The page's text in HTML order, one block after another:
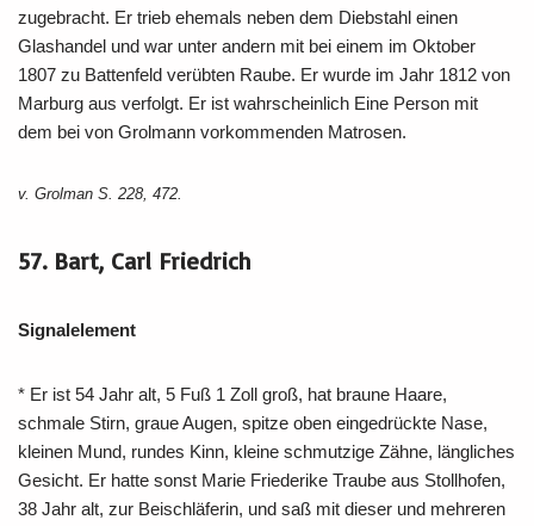
zugebracht. Er trieb ehemals neben dem Diebstahl einen
Glashandel und war unter andern mit bei einem im Oktober
1807 zu Battenfeld verübten Raube. Er wurde im Jahr 1812 von
Marburg aus verfolgt. Er ist wahrscheinlich Eine Person mit
dem bei von Grolmann vorkommenden Matrosen.
v. Grolman S. 228, 472.
57. Bart, Carl Friedrich
Signalelement
* Er ist 54 Jahr alt, 5 Fuß 1 Zoll groß, hat braune Haare,
schmale Stirn, graue Augen, spitze oben eingedrückte Nase,
kleinen Mund, rundes Kinn, kleine schmutzige Zähne, längliches
Gesicht. Er hatte sonst Marie Friederike Traube aus Stollhofen,
38 Jahr alt, zur Beischläferin, und saß mit dieser und mehreren